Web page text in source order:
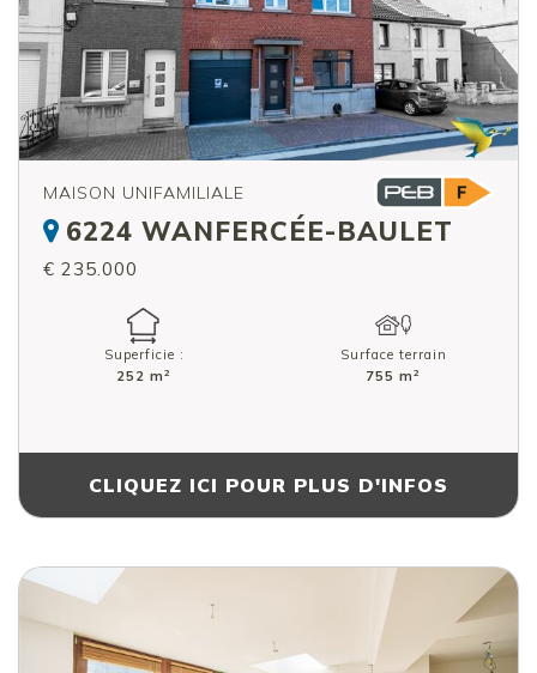
MAISON UNIFAMILIALE
6224 WANFERCÉE-BAULET
€ 235.000
Superficie :
252 m 2
Surface terrain
755 m 2
CLIQUEZ ICI POUR PLUS D'INFOS